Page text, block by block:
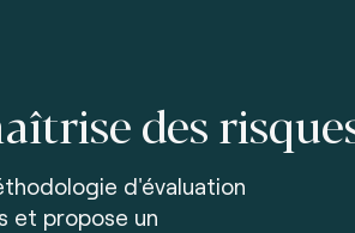
des
d'évaluation
et propose un